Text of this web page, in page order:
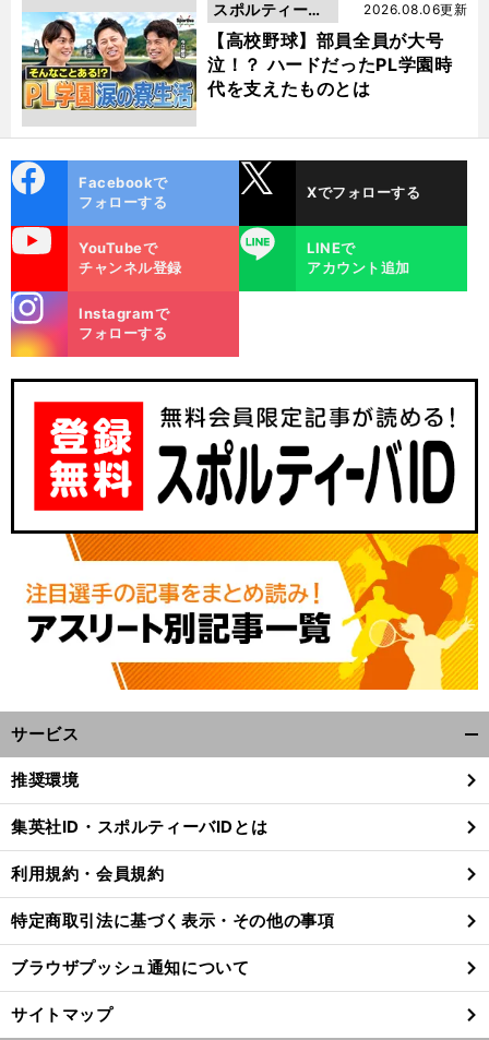
【高校野球】部員全員が大号
泣！？ ハードだったPL学園時
代を支えたものとは
2026.08.06更新
スポルティーバ
動画
ok
Facebookで
フォローする
Xでフォローする
YouTubeで
チャンネル登録
LINE
LINEで
アカウント追加
m
Instagramで
フォローする
サービス
閉
る
推奨環境
集英社ID・スポルティーバIDとは
利用規約・会員規約
特定商取引法に基づく表示・その他の事項
ブラウザプッシュ通知について
サイトマップ